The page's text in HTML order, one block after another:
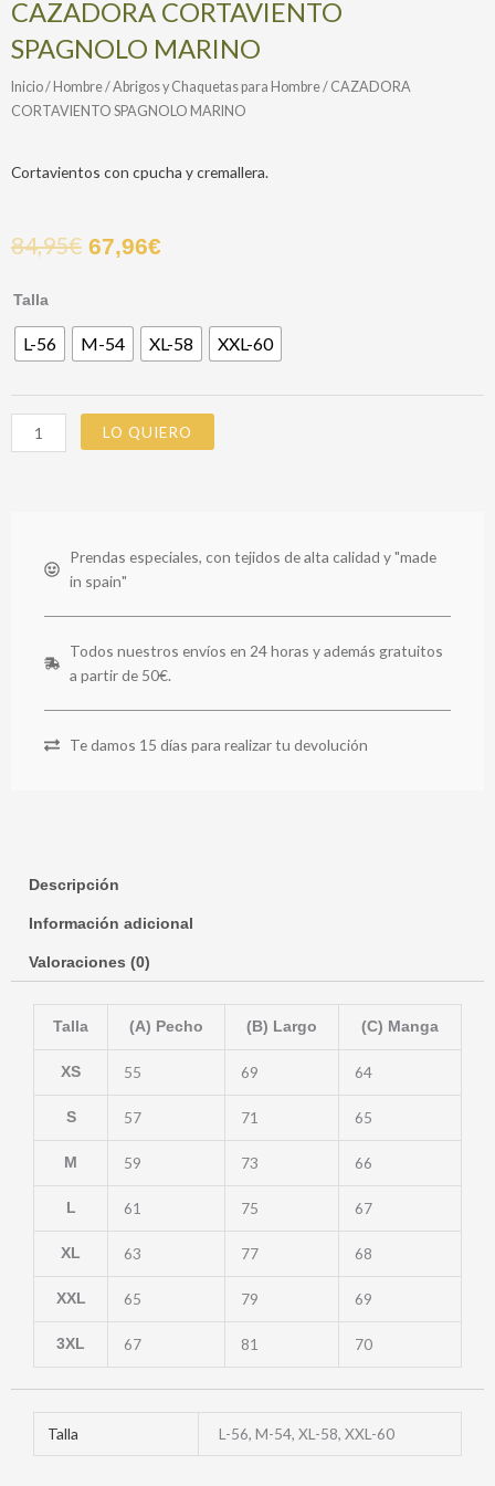
CAZADORA CORTAVIENTO
SPAGNOLO MARINO
Inicio/ Hombre/Abrigos y Chaquetas para Hombre/ CAZADORA
CORTAVIENTO SPAGNOLO MARINO
Cortavientos con cpucha y cremallera.
84,95€ 67,96€
Talla
L-56 M-54 XL-58 XXL-60
CAZADORA
SPAGNOLO
cantidad
LO QUIERO
Prendas especiales, con tejidos de alta calidad y "made
in spain"
Todos nuestros envíos en 24 horas y además gratuitos
a partir de 50€.
Te damos 15 días para realizar tu devolución
Descripción
Información adicional
Valoraciones (0)
Talla (A) Pecho (B) Largo (C) Manga
XS 55 69 64
S 57 71 65
M 59 73 66
L 61 75 67
XL 63 77 68
XXL 65 79 69
3XL 67 81 70
Talla L-56, M-54, XL-58, XXL-60